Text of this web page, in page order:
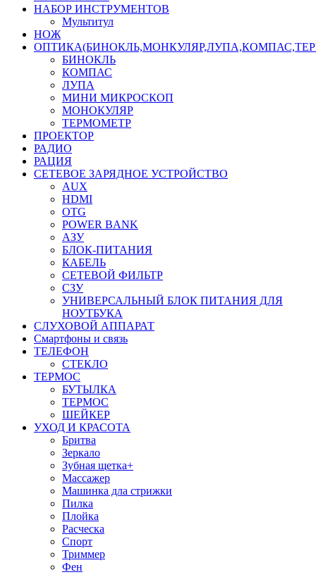
НАБОР ИНСТРУМЕНТОВ
Мультитул
НОЖ
БИНОКЛЬ
КОМПАС
ЛУПА
МИНИ МИКРОСКОП
МОНОКУЛЯР
ТЕРМОМЕТР
ПРОЕКТОР
РАДИО
РАЦИЯ
СЕТЕВОЕ ЗАРЯДНОЕ УСТРОЙСТВО
AUX
HDMI
OTG
POWER BANK
АЗУ
БЛОК-ПИТАНИЯ
КАБЕЛЬ
СЕТЕВОЙ ФИЛЬТР
СЗУ
УНИВЕРСАЛЬНЫЙ БЛОК ПИТАНИЯ ДЛЯ
НОУТБУКА
СЛУХОВОЙ АППАРАТ
Смартфоны и связь
ТЕЛЕФОН
СТЕКЛО
ТЕРМОС
БУТЫЛКА
ТЕРМОС
ШЕЙКЕР
УХОД И КРАСОТА
Бритва
Зеркало
Зубная щетка+
Массажер
Машинка дла стрижки
Пилка
Плойка
Расческа
Спорт
Триммер
Фен